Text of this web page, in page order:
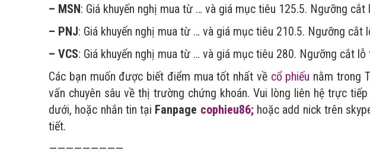
– MSN: Giá khuyến nghị mua từ … và giá mục tiêu 125.5. Ngưỡng cắt
– PNJ: Giá khuyến nghị mua từ … và giá mục tiêu 210.5. Ngưỡng cắt
– VCS: Giá khuyến nghị mua từ … và giá mục tiêu 280. Ngưỡng cắt lỗ
Các bạn muốn được biết điểm mua tốt nhất về cổ phiếu nằm trong
vấn chuyên sâu về thị trường chứng khoán. Vui lòng liên hệ trực
dưới, hoặc nhắn tin tại Fanpage cophieu86; hoặc add nick trên
tiết.
—————————